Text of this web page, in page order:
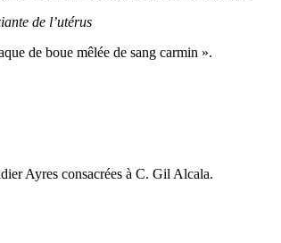
de l’utérus
de boue mêlée de sang carmin ».
Ayres consacrées à C. Gil Alcala.